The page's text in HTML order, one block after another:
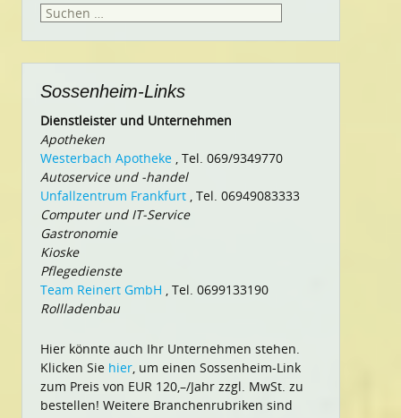
Suchen
Sossenheim-Links
Dienstleister und Unternehmen
Apotheken
Westerbach Apotheke , Tel. 069/9349770
Autoservice und -handel
Unfallzentrum Frankfurt , Tel. 06949083333
Computer und IT-Service
Gastronomie
Kioske
Pflegedienste
Team Reinert GmbH , Tel. 0699133190
Rollladenbau
Hier könnte auch Ihr Unternehmen stehen.
Klicken Sie hier, um einen Sossenheim-Link
zum Preis von EUR 120,–/Jahr zzgl. MwSt. zu
bestellen! Weitere Branchenrubriken sind